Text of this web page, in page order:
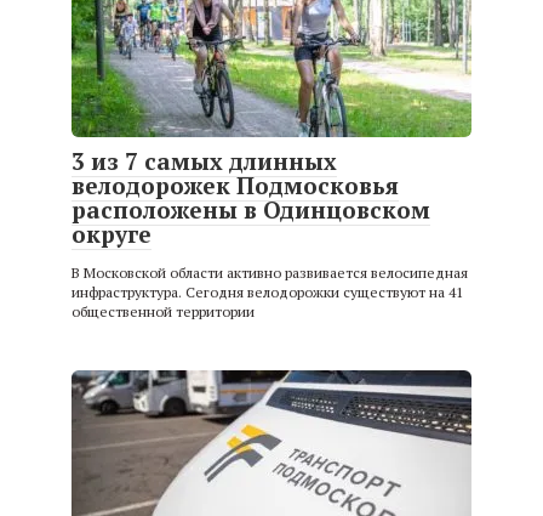
3 из 7 самых длинных
велодорожек Подмосковья
расположены в Одинцовском
округе
В Московской области активно развивается велосипедная
инфраструктура. Сегодня велодорожки существуют на 41
общественной территории